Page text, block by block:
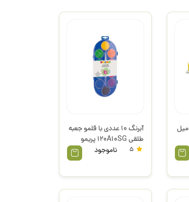
آبرنگ مایع 6 عددی 25 میل
آبرنگ 10 عددی با قلمو جعبه
طلقی 120A10SG پریمو
5 ناموجود